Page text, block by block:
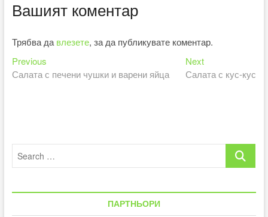
Вашият коментар
Трябва да влезете, за да публикувате коментар.
Навигация
PreviousPrevious
post:
Салата с печени чушки и варени яйца
NextNext
post:
Салата с кус-кус
Search
ПАРТНЬОРИ